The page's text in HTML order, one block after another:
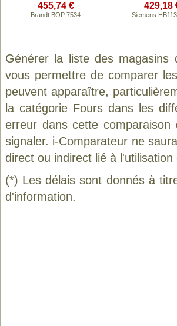
455,74 €
Brandt BOP 7534
429,18
Siemens
Générer la liste des
vous permettre de comparer
peuvent apparaître,
la catégorie Foursdans les
erreur dans cette
signaler. i-Comparateur ne
direct ou indirect lié à l'utilisation
(*) Les délais sont donnés à
d'information.